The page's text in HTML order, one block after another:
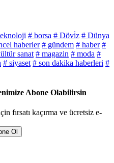
# borsa # Dövi̇z # Dünya
haberler # gündem # haber #
sanat # magazin # moda #
# siyaset # son dakika haberleri #
Abone Olabilirsin
fırsatı kaçırma ve ücretsiz e-
Ol